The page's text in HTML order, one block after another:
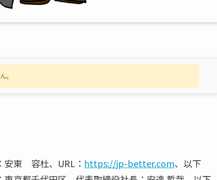
。
安東 容杜、URL： https://jp-better.com、以下